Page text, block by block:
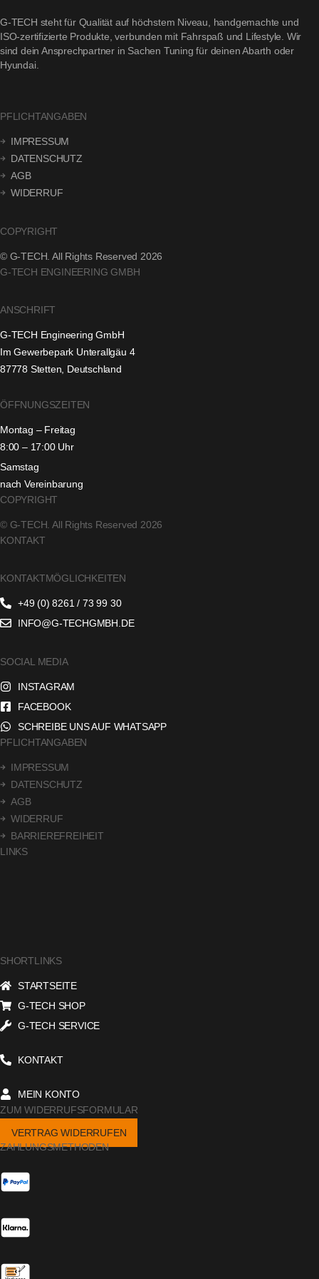
G-TECH steht für Qualität auf höchstem Niveau, handgemachte und
ISO-zertifizierte Produkte, verbunden mit Fahrspaß und Lifestyle. Wir
sind dein Ansprechpartner in Sachen Tuning für deinen Abarth oder
Hyundai.
PFLICHTANGABEN
IMPRESSUM
DATENSCHUTZ
AGB
WIDERRUF
COPYRIGHT
© G-TECH. All Rights Reserved 2026
G-TECH ENGINEERING GMBH
ANSCHRIFT
G-TECH Engineering GmbH
Im Gewerbepark Unterallgäu 4
87778 Stetten, Deutschland
ÖFFNUNGSZEITEN
Montag – Freitag
8:00 – 17:00 Uhr
Samstag
nach Vereinbarung
COPYRIGHT
© G-TECH. All Rights Reserved 2026
KONTAKT
KONTAKTMÖGLICHKEITEN
+49 (0) 8261 / 73 99 30
INFO@G-TECHGMBH.DE
SOCIAL MEDIA
INSTAGRAM
FACEBOOK
SCHREIBE UNS AUF WHATSAPP
PFLICHTANGABEN
IMPRESSUM
DATENSCHUTZ
AGB
WIDERRUF
BARRIEREFREIHEIT
LINKS
SHORTLINKS
STARTSEITE
G-TECH SHOP
G-TECH SERVICE
KONTAKT
MEIN KONTO
ZUM WIDERRUFSFORMULAR
VERTRAG WIDERRUFEN
ZAHLUNGSMETHODEN